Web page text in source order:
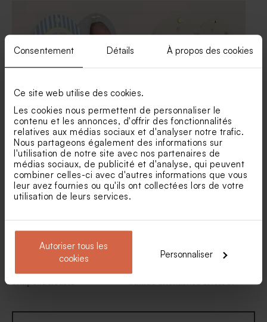
Consentement Détails À propos des cookies
Ce site web utilise des cookies.
Les cookies nous permettent de personnaliser le
contenu et les annonces, d'offrir des fonctionnalités
relatives aux médias sociaux et d'analyser notre trafic.
Nous partageons également des informations sur
l'utilisation de notre site avec nos partenaires de
médias sociaux, de publicité et d'analyse, qui peuvent
combiner celles-ci avec d'autres informations que vous
leur avez fournies ou qu'ils ont collectées lors de votre
utilisation de leurs services.
Autoriser tous les
cookies
Personnaliser
Contenant à dragées
rayures bleues et citron
Etui à dragées baptême
petites fleurs
Etui à dragées baptême
chapelle fleurie
Nouveautés
Etui à dragées baptême
balade enchantée en forêt